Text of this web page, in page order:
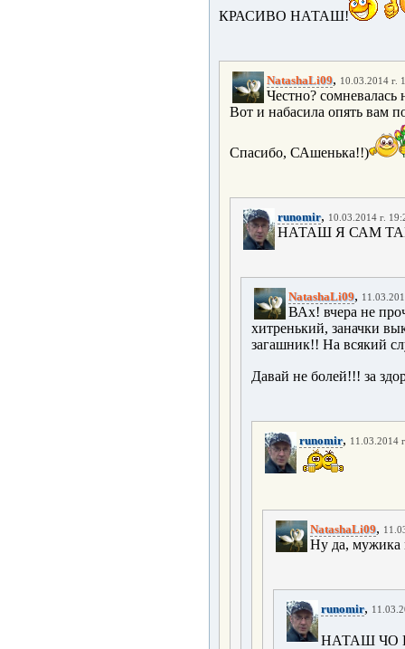
КРАСИВО НАТАШ!
NatashaLi09, 10.03.2014 г.
Честно?
Вот и набасила опять вам
Спасибо, САшенька!!)
runomir, 10.03.2014 г.
НАТАШ Я САМ
NatashaLi09,
ВАх! вчера не
хитренький, заначки
загашник!! На всякий
Давай не болей!!! за
runomir, 11.03.2014
NatashaLi09,
Ну да, мужика
runomir,
НАТАШ ЧО